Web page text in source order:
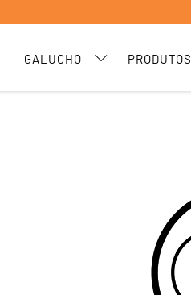
GALUCHO PRODUTOS